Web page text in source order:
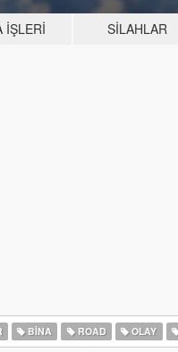
İŞLERI SILAHLAR
BINA ROAD OLAY